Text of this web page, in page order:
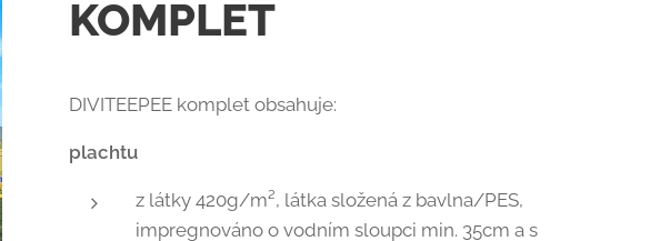
KOMPLET
DIVITEEPEE komplet obsahuje:
plachtu
z látky 420g/m², látka složená z bavlna/PES,
impregnováno o vodním sloupci min. 35cm a s